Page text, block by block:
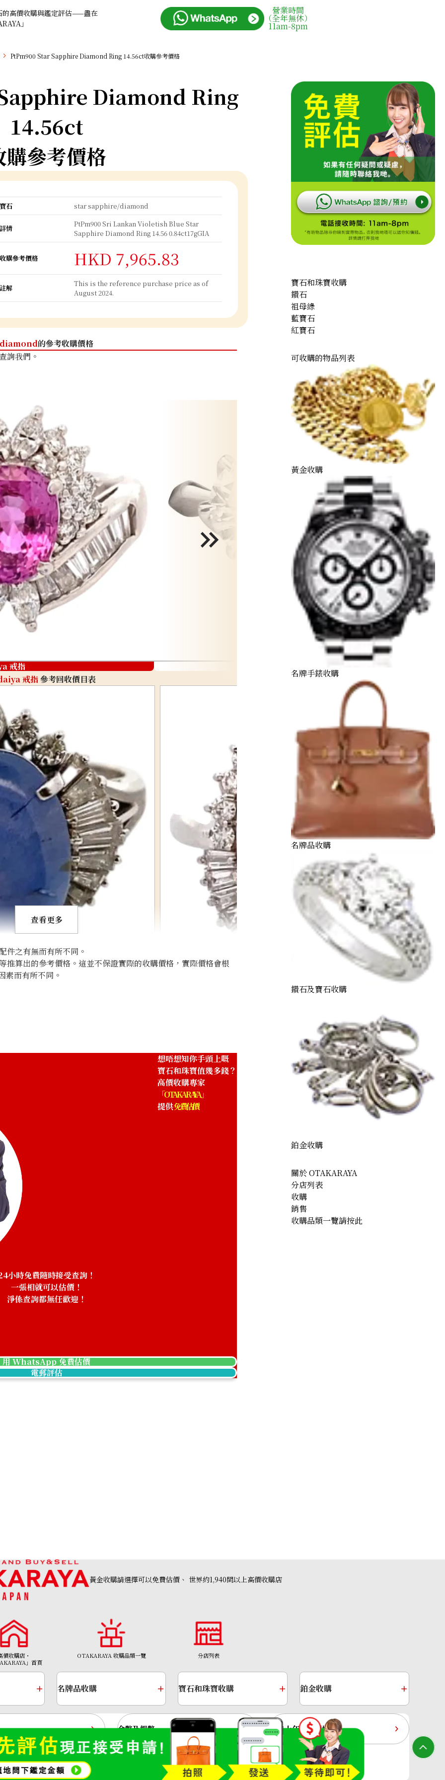
的高價收購與鑑定評估——盡在
」
營業時間
（全年無休）
11am-8pm
PtPm900 Star Sapphire Diamond Ring 14.56ct收購參考價格
Diamond Ring
14.56ct
購參考價格
寶石 star sapphire/diamond
詳情
PtPm900 Sri Lankan Violetish Blue Star
Sapphire Diamond Ring 14.56 0.84ct17gGIA
收購參考價格 HKD 7,965.83
註解
This is the reference purchase price as of
August 2024.
diamond的參考收購價格
詢我們。
戒指
戒指參考回收價目表
Pt･Pm900 Star Sapphire Diamond Ring 15.65ct
HKD 14,089.56
8.6ct
Pt･Pm900 Star Sapphire Diamond Ring 7.45ct
參考回收價
HKD 12,595.96
查看更多
件之有無而有所不同。
算出的參考價格。這並不保證實際的收購價格，實際價格會根
素而有所不同。
想唔想知你手頭上嘅
寶石和珠寶值幾多錢？
高價收購專家
「OTAKARAYA」
提供免費估價
小時免費隨時接受查詢！
一張相就可以估價！
淨係查詢都無任歡迎！
用 WhatsApp 免費估價
電郵評估
寶石和珠寶收購
鑽石
祖母綠
藍寶石
紅寶石
可收購的物品列表
黃金收購
名牌手錶收購
名牌品收購
鑽石及寶石收購
鉑金收購
關於 OTAKARAYA
分店列表
收購
銷售
收購品類一覽請按此
黃金收購請選擇可以免費估價、 世界約1,940間以上高價收購店
價收購店・
」首頁
OTAKARAYA 收購品類一覽 分店列表
金幣及銀幣 過去十年黃金價格
名牌品收購 寶石和珠寶收購 鉑金收購